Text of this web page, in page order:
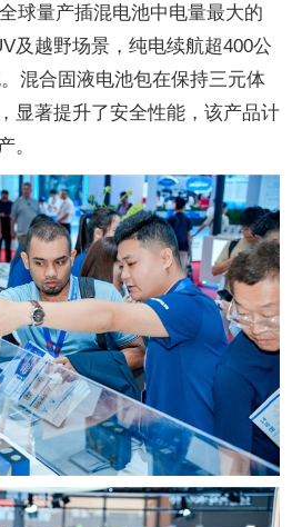
球量产插混电池中电量最大的
及越野场景，纯电续航超400公
混合固液电池包在保持三元体
显著提升了安全性能，该产品计
。